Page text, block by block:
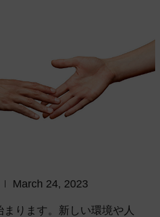
March 24, 2023
まります。新しい環境や人